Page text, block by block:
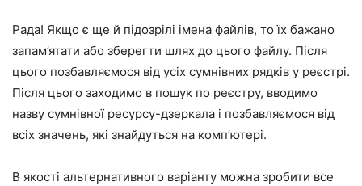
Рада! Якщо є ще й підозрілі імена файлів, то їх бажано
запам’ятати або зберегти шлях до цього файлу. Після
цього позбавляємося від усіх сумнівних рядків у реєстрі.
Після цього заходимо в пошук по реєстру, вводимо
назву сумнівної ресурсу-дзеркала і позбавляємося від
всіх значень, які знайдуться на комп’ютері.
В якості альтернативного варіанту можна зробити все